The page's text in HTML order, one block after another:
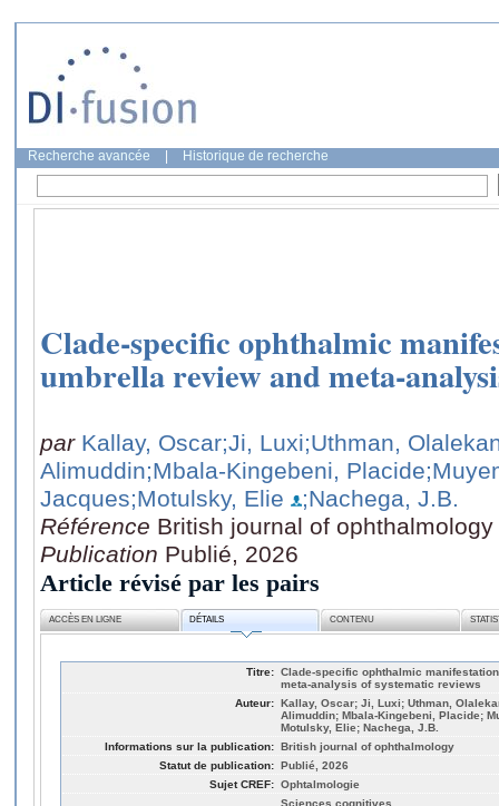
Recherche avancée Historique de recherche
Clade-specific ophthalmic
umbrella review and meta-
par Kallay, Oscar;Ji, Luxi;Uthman,
Alimuddin;Mbala-Kingebeni, Placide
Jacques;Motulsky, Elie
;Nachega, J.B.
Référence British journal of ophthalmology
Publication Publié, 2026
Article révisé par les pairs
ACCÈS EN LIGNE DÉTAILS CONTENU
Titre: Clade-specific ophthalmic
meta-analysis of systematic reviews
Auteur: Kallay, Oscar; Ji, Luxi; Uthman,
Alimuddin; Mbala-Kingebeni, Placide;
Motulsky, Elie; Nachega, J.B.
Informations sur la publication: British journal of ophthalmology
Statut de publication: Publié, 2026
Sujet CREF: Ophtalmologie
Sciences cognitives